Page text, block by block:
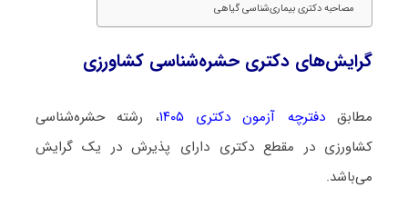
مصاحبه دکتری بیماری‌شناسی گیاهی
گرایش‌های دکتری حشره‌شناسی کشاورزی
مطابقدفترچه آزمون دکتری ۱۴۰۵
، رشته حشره‌شناسی
کشاورزی در مقطع دکتری دارای پذیرش در یک گرایش
می‌باشد.